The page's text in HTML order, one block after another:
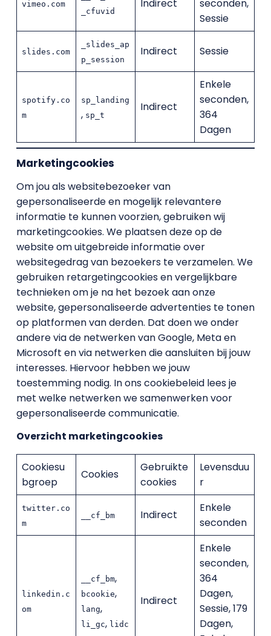
vimeo.com
_cfuvid
Indirect
seconden,
Sessie
slides.com
_slides_ap
p_session
Indirect Sessie
spotify.co
m
sp_landing
, sp_t
Indirect
Enkele
seconden,
364
Dagen
Marketingcookies
Om jou als websitebezoeker van
gepersonaliseerde en mogelijk relevantere
informatie te kunnen voorzien, gebruiken wij
marketingcookies. We plaatsen deze op de
website om uitgebreide informatie over
websitegedrag van bezoekers te verzamelen. We
gebruiken retargetingcookies en vergelijkbare
technieken om je na het bezoek aan onze
website, gepersonaliseerde advertenties te tonen
op platformen van derden. Dat doen we onder
andere via de netwerken van Google, Meta en
Microsoft en via netwerken die aansluiten bij jouw
interesses. Hiervoor hebben we jouw
toestemming nodig. In ons cookiebeleid lees je
met welke netwerken we samenwerken voor
gepersonaliseerde communicatie.
Overzicht marketingcookies
Cookiesu
bgroep
Cookies
Gebruikte
cookies
Levensduu
r
twitter.co
m
__cf_bm Indirect
Enkele
seconden
linkedin.c
om
__cf_bm,
bcookie,
lang,
li_gc, lidc
Indirect
Enkele
seconden,
364
Dagen,
Sessie, 179
Dagen,